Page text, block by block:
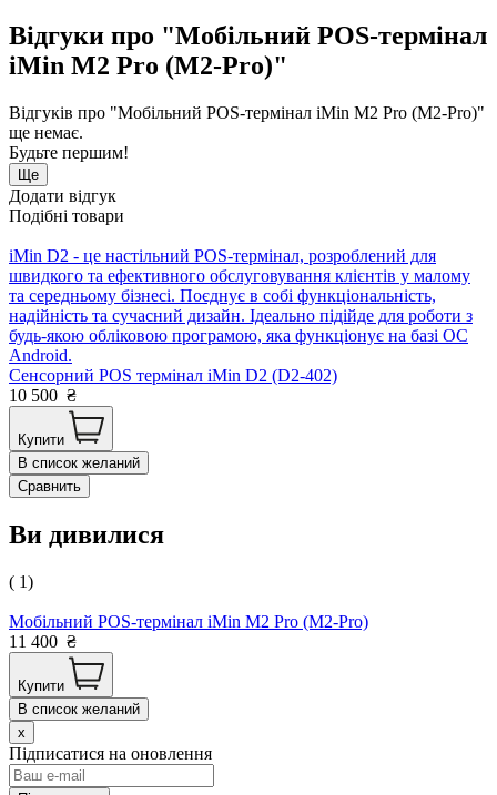
Відгуки про "Мобільний POS-термінал
iMin M2 Pro (M2-Pro)"
Відгуків про "Мобільний POS-термінал iMin M2 Pro (M2-Pro)"
ще немає.
Будьте першим!
Ще
Додати відгук
Подібні товари
iMin D2 - це настільний POS-термінал, розроблений для
швидкого та ефективного обслуговування клієнтів у малому
та середньому бізнесі. Поєднує в собі функціональність,
надійність та сучасний дизайн. Ідеально підійде для роботи з
будь-якою обліковою програмою, яка функціонує на базі ОС
Android.
Сенсорний POS термінал iMin D2 (D2-402)
10 500 ₴
Купити
В список желаний
Сравнить
Ви дивилися
( 1)
Мобільний POS-термінал iMin M2 Pro (M2-Pro)
11 400 ₴
Купити
В список желаний
x
Підписатися на оновлення